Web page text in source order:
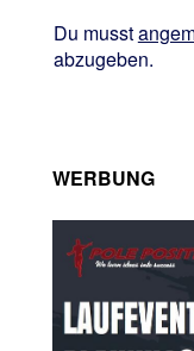
Du musst
abzugeben.
WERBUNG